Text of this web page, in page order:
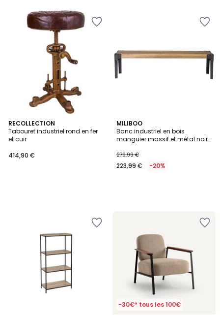
RECOLLECTION
Tabouret industriel rond en fer
et cuir
414,90 €
MILIBOO
Banc industriel en bois
manguier massif et métal noir
279,99 €
223,99 € -20%
-30€* tous les 100€